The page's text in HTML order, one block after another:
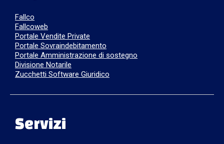
Fallco
Fallcoweb
Portale Vendite Private
Portale Sovraindebitamento
Portale Amministrazione di sostegno
Divisione Notarile
Zucchetti Software Giuridico
Servizi